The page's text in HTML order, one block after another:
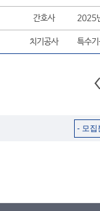
간호사 2025
치기공사 특수